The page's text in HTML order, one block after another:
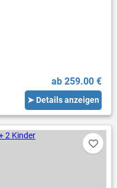
ab 259.00 €
➤ Details anzeigen